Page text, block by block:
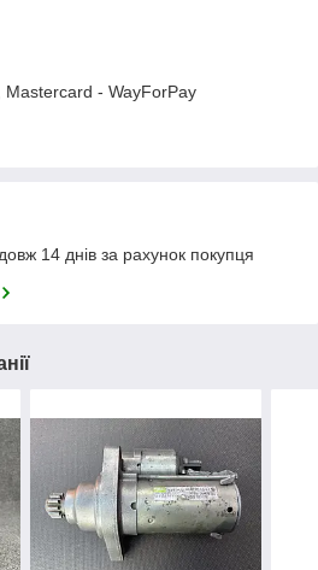
- WayForPay
14 днів за рахунок покупця